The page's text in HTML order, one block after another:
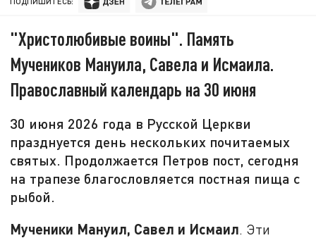
"Христолюбивые воины". Память
Мучеников Мануила, Савела и Исмаила.
Православный календарь на 30 июня
30 июня 2026 года в Русской Церкви
празднуется день нескольких почитаемых
святых. Продолжается Петров пост, сегодня
на трапезе благословляется постная пища с
рыбой.
Мученики Мануил, Савел и Исмаил. Эти